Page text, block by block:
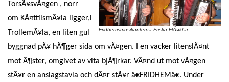
Fridhemsmusikanterna Friska FlÃ¤ktar.
TorsÃ¥svÃ¤gen , norr
om KÃ¤ttilsmÃ¥la ligger,i
TrollemÃ¥la, en liten gul
byggnad pÃ¥ hÃ¶ger sida om vÃ¤gen. I en vacker litenslÃ¤nt
mot Ã¶ster, omgivet av vita bjÃ¶rkar. VÃ¤nd ut mot vÃ¤gen
stÃ¥r en anslagstavla och dÃ¤r stÃ¥r â€FRIDHEMâ€. Under